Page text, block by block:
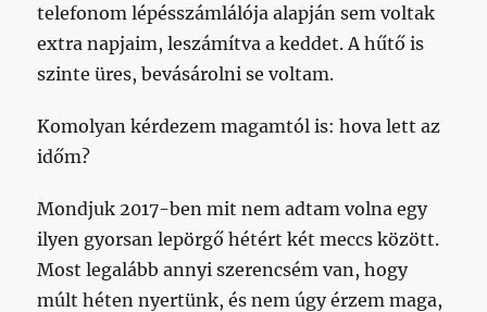
telefonom lépésszámlálója alapján sem voltak
extra napjaim, leszámítva a keddet. A hűtő is
szinte üres, bevásárolni se voltam.
Komolyan kérdezem magamtól is: hova lett az
időm?
Mondjuk 2017-ben mit nem adtam volna egy
ilyen gyorsan lepörgő hétért két meccs között.
Most legalább annyi szerencsém van, hogy
múlt héten nyertünk, és nem úgy érzem maga,